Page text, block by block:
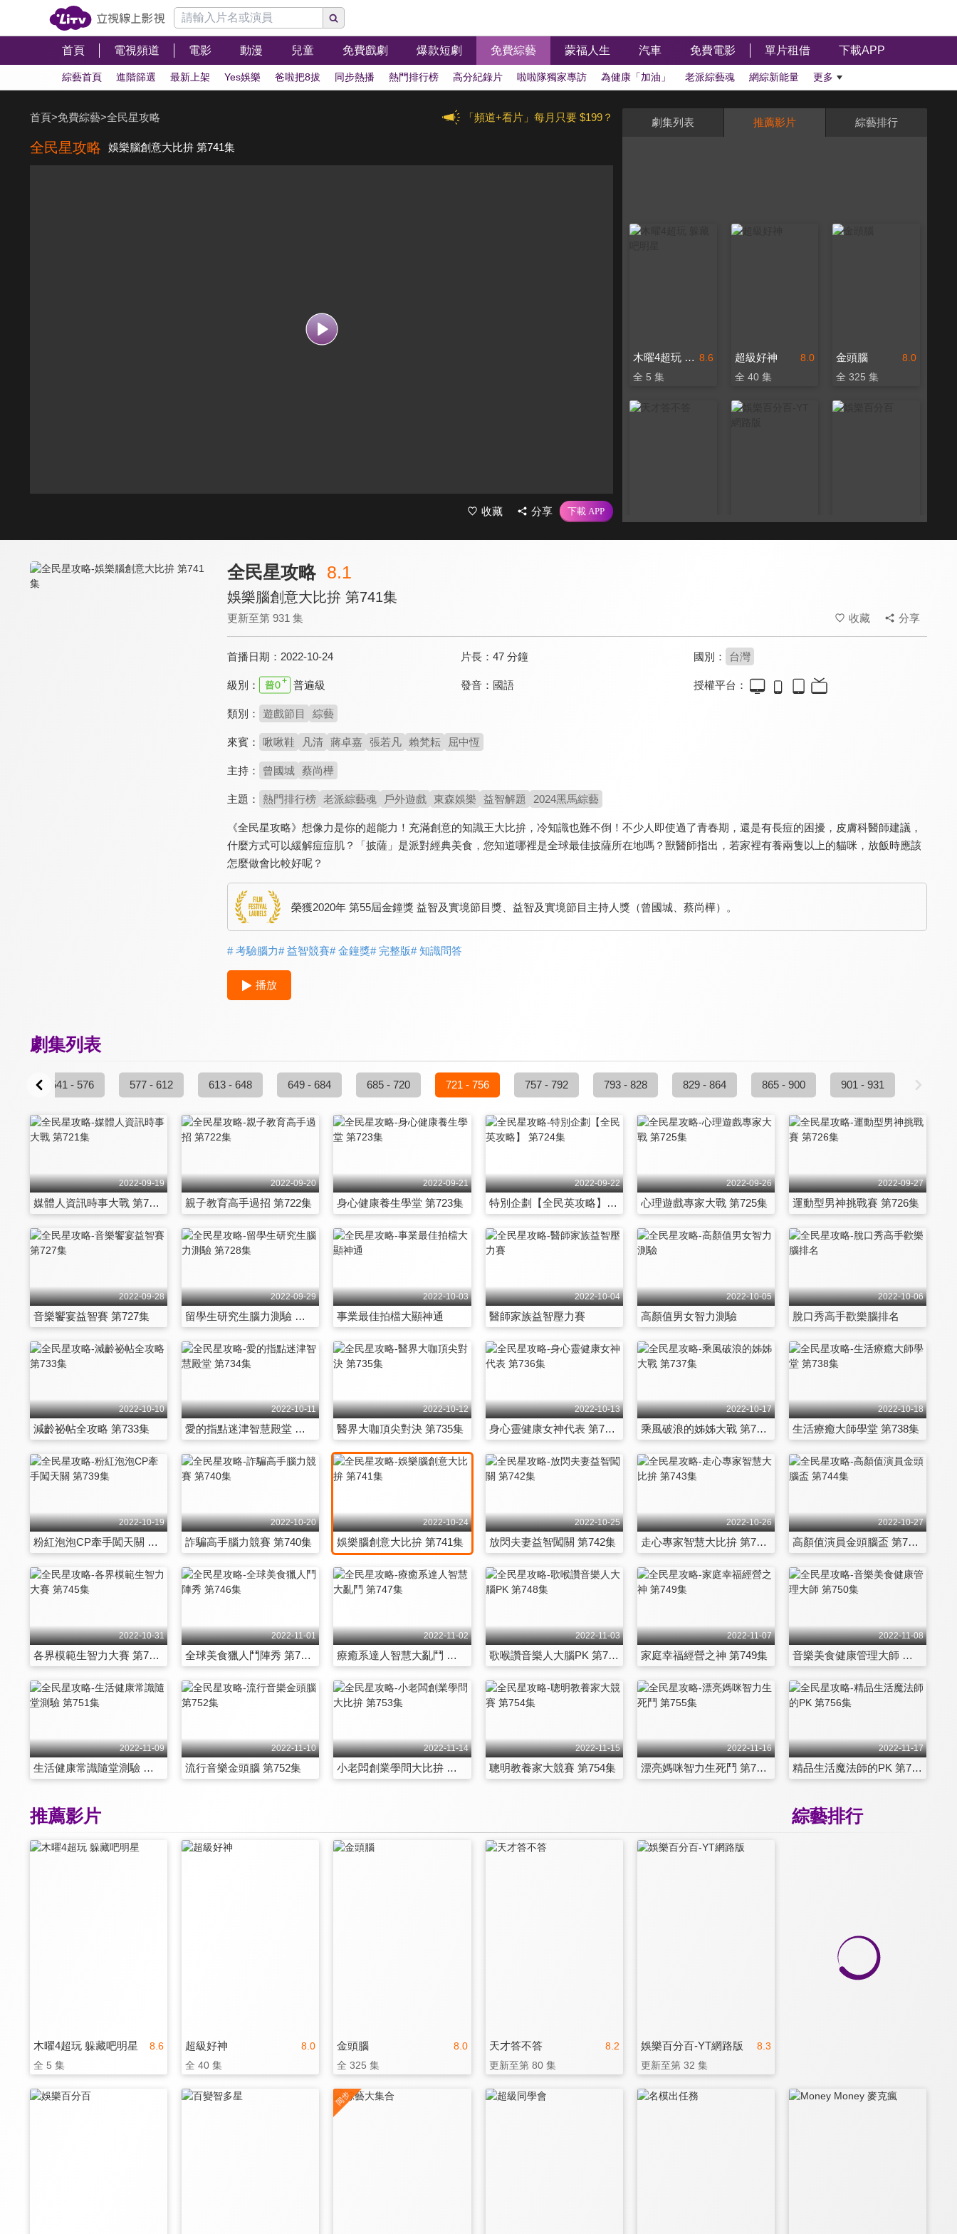
首頁 電視頻道 電影 動漫 兒童 免費戲劇 爆款短劇 免費綜藝 蒙福人生 汽車 免費電影 單片租借 下載APP
綜藝首頁 進階篩選 最新上架 Yes娛樂 爸啦把8拔 同步熱播 熱門排行榜 高分紀錄片 啦啦隊獨家專訪 為健康「加油」 老派綜藝魂 網綜新能量 更多
「頻道+看片」每月只要 $199？
首頁>免費綜藝>全民星攻略
全民星攻略 娛樂腦創意大比拚 第741集
收藏 分享
劇集列表 推薦影片 綜藝排行
8.6
木曜4超玩 躲藏吧明星
全 5 集
8.0
超級好神
全 40 集
8.0
金頭腦
全 325 集
全 52 集
全民星攻略 8.1
娛樂腦創意大比拚 第741集
更新至第 931 集 收藏 分享
首播日期： 2022-10-24 片長： 47 分鐘 國別： 台灣
級別： 普遍級 發音： 國語 授權平台：
類別： 遊戲節目 綜藝
來賓： 啾啾鞋 凡清 蔣卓嘉 張若凡 賴梵耘 屈中恆
主持： 曾國城 蔡尚樺
主題： 熱門排行榜 老派綜藝魂 戶外遊戲 東森娛樂 益智解題 2024黑馬綜藝
《全民星攻略》想像力是你的超能力！充滿創意的知識王大比拚，冷知識也難不倒！不少人即使過了青春期，還是有長痘的困擾，皮膚科醫師建議，
什麼方式可以緩解痘痘肌？「披薩」是派對經典美食，您知道哪裡是全球最佳披薩所在地嗎？獸醫師指出，若家裡有養兩隻以上的貓咪，放飯時應該
怎麼做會比較好呢？
榮獲2020年 第55屆金鐘獎 益智及實境節目獎、益智及實境節目主持人獎（曾國城、蔡尚樺）。
# 考驗腦力# 益智競賽# 金鐘獎# 完整版# 知識問答
播放
劇集列表
541 - 576 577 - 612 613 - 648 649 - 684 685 - 720 721 - 756 757 - 792 793 - 828 829 - 864 865 - 900 901 - 931
2022-09-19
媒體人資訊時事大戰 第721集
2022-09-20
親子教育高手過招 第722集
2022-09-21
身心健康養生學堂 第723集
2022-09-22
特別企劃【全民英攻略】 第724集
2022-09-26
心理遊戲專家大戰 第725集
2022-09-27
運動型男神挑戰賽 第726集
2022-09-28
音樂饗宴益智賽 第727集
2022-09-29
留學生研究生腦力測驗 第728集
2022-10-03
事業最佳拍檔大顯神通
2022-10-04
醫師家族益智壓力賽
2022-10-05
高顏值男女智力測驗
2022-10-06
脫口秀高手歡樂腦排名
2022-10-10
減齡祕帖全攻略 第733集
2022-10-11
愛的指點迷津智慧殿堂 第734集
2022-10-12
醫界大咖頂尖對決 第735集
2022-10-13
身心靈健康女神代表 第736集
2022-10-17
乘風破浪的姊姊大戰 第737集
2022-10-18
生活療癒大師學堂 第738集
2022-10-19
粉紅泡泡CP牽手闖天關 第739集
2022-10-20
詐騙高手腦力競賽 第740集
2022-10-24
娛樂腦創意大比拚 第741集
2022-10-25
放閃夫妻益智闖關 第742集
2022-10-26
走心專家智慧大比拚 第743集
2022-10-27
高顏值演員金頭腦盃 第744集
2022-10-31
各界模範生智力大賽 第745集
2022-11-01
全球美食獵人鬥陣秀 第746集
2022-11-02
療癒系達人智慧大亂鬥 第747集
2022-11-03
歌喉讚音樂人大腦PK 第748集
2022-11-07
家庭幸福經營之神 第749集
2022-11-08
音樂美食健康管理大師 第750集
2022-11-09
生活健康常識隨堂測驗 第751集
2022-11-10
流行音樂金頭腦 第752集
2022-11-14
小老闆創業學問大比拚 第753集
2022-11-15
聰明教養家大競賽 第754集
2022-11-16
漂亮媽咪智力生死鬥 第755集
2022-11-17
精品生活魔法師的PK 第756集
綜藝排行
推薦影片
8.6
木曜4超玩 躲藏吧明星
全 5 集
8.0
超級好神
全 40 集
8.0
金頭腦
全 325 集
8.2
天才答不答
更新至第 80 集
8.3
娛樂百分百-YT網路版
更新至第 32 集